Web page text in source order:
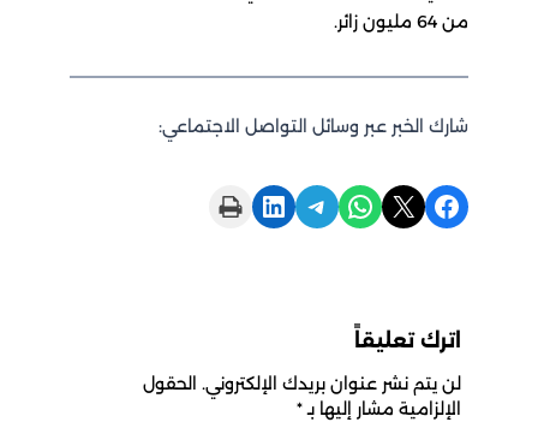
من 64 مليون زائر.
شارك الخبر عبر وسائل التواصل الاجتماعي:
Share on Facebook
Share on X
Share on WhatsApp
Share on Telegram
Share on LinkedIn
Print this Page
اترك تعليقاً
لن يتم نشر عنوان بريدك الإلكتروني. الحقول
الإلزامية مشار إليها بـ *